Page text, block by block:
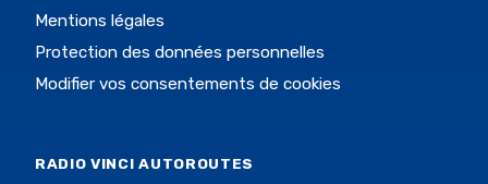
Mentions légales
Protection des données personnelles
Modifier vos consentements de cookies
RADIO VINCI AUTOROUTES